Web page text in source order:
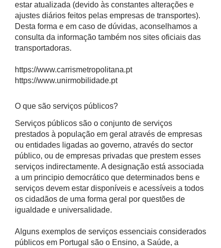
estar atualizada (devido às constantes alterações e
ajustes diários feitos pelas empresas de transportes).
Desta forma e em caso de dúvidas, aconselhamos a
consulta da informação também nos sites oficiais das
transportadoras.
https://www.carrismetropolitana.pt
https://www.unirmobilidade.pt
O que são serviços públicos?
Serviços públicos são o conjunto de serviços
prestados à população em geral através de empresas
ou entidades ligadas ao governo, através do sector
público, ou de empresas privadas que prestem esses
serviços indirectamente. A designação está associada
a um principio democrático que determinados bens e
serviços devem estar disponíveis e acessíveis a todos
os cidadãos de uma forma geral por questões de
igualdade e universalidade.
Alguns exemplos de serviços essenciais considerados
públicos em Portugal são o Ensino, a Saúde, a